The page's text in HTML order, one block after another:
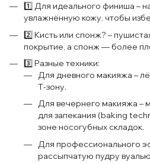
1️⃣ Для идеального финиша –
увлажнённую кожу, чтобы
2️⃣ Кисть или спонж? –
покрытие, а спонж — более
3️⃣ Разные техники:
Для дневного макияжа –
Т-зону.
Для вечернего макияжа –
для запекания (baking
зоне носогубных складок.
Для профессионального
рассыпчатую пудру